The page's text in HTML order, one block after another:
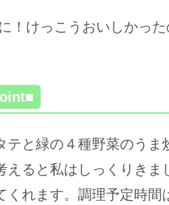
！けっこうおいしかっ
テと緑の４種野菜のう
えると私はしっくりきま
くれます。調理予定時